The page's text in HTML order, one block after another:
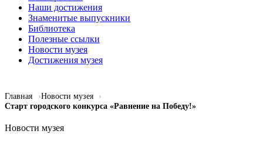
Наши достижения
Знаменитые выпускники
Библиотека
Полезные ссылки
Новости музея
Достижения музея
Главная
Новости музея
Старт городского конкурса «Равнение на Победу!»
Новости музея